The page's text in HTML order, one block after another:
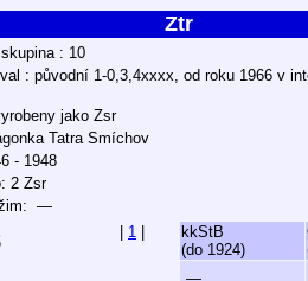
Ztr
: 10
: původní 1-0,3,4xxxx, od roku 1966 v
jako Zsr
Tatra Smíchov
- 1948
2 Zsr
—
1
kkStB
(do 1924)